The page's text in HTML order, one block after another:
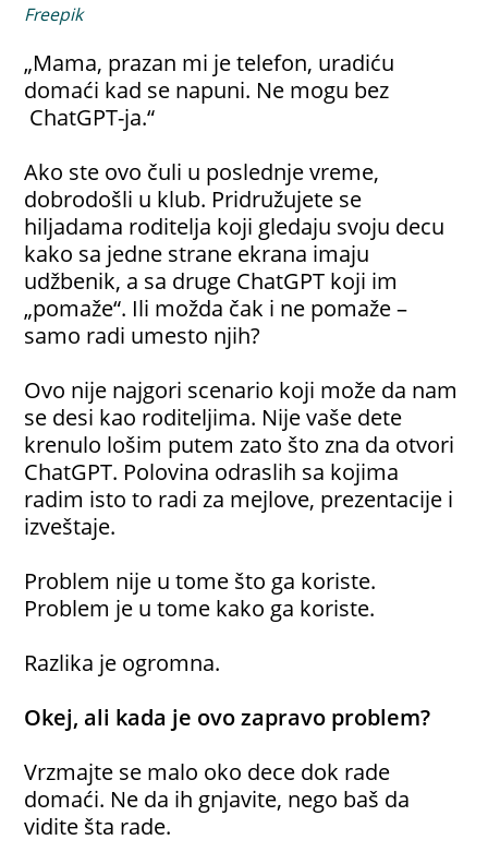
Freepik
„Mama, prazan mi je telefon, uradiću
domaći kad se napuni. Ne mogu bez
ChatGPT-ja.“
Ako ste ovo čuli u poslednje vreme,
dobrodošli u klub. Pridružujete se
hiljadama roditelja koji gledaju svoju decu
kako sa jedne strane ekrana imaju
udžbenik, a sa druge ChatGPT koji im
„pomaže“. Ili možda čak i ne pomaže –
samo radi umesto njih?
Ovo nije najgori scenario koji može da nam
se desi kao roditeljima. Nije vaše dete
krenulo lošim putem zato što zna da otvori
ChatGPT. Polovina odraslih sa kojima
radim isto to radi za mejlove, prezentacije i
izveštaje.
Problem nije u tome što ga koriste.
Problem je u tome kako ga koriste.
Razlika je ogromna.
Okej, ali kada je ovo zapravo problem?
Vrzmajte se malo oko dece dok rade
domaći. Ne da ih gnjavite, nego baš da
vidite šta rade.